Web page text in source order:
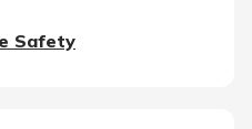
Safety